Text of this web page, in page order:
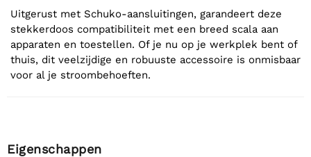
Uitgerust met Schuko-aansluitingen, garandeert deze
stekkerdoos compatibiliteit met een breed scala aan
apparaten en toestellen. Of je nu op je werkplek bent of
thuis, dit veelzijdige en robuuste accessoire is onmisbaar
voor al je stroombehoeften.
Eigenschappen